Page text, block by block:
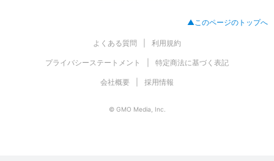
▲このページのトップへ
よくある質問 利用規約
プライバシーステートメント 特定商法に基づく表記
会社概要 採用情報
© GMO Media, Inc.